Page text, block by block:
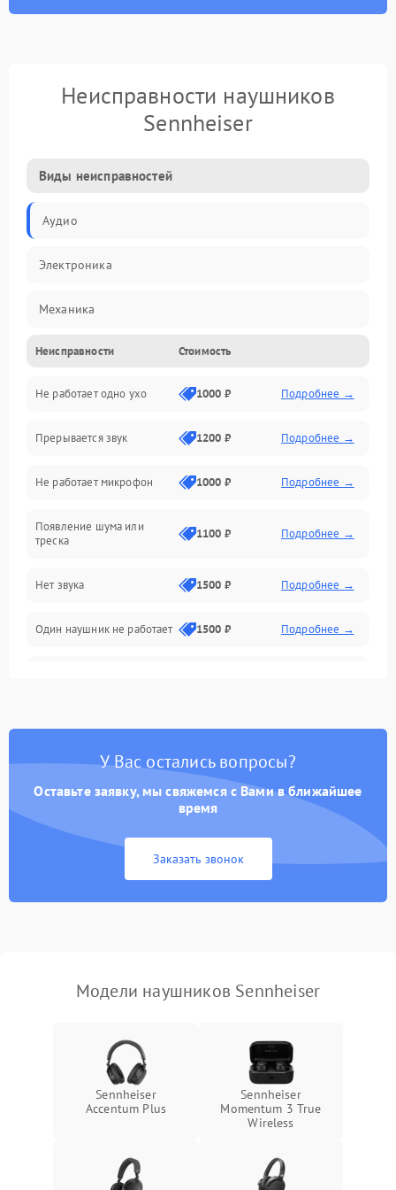
Неисправности наушников
Sennheiser
Виды неисправностей
Аудио
Электроника
Механика
Электропитание
Связь
Механические повреждения
Неисправности Стоимость
Не работает одно ухо 1000 ₽ Подробнее →
Прерывается звук 1200 ₽ Подробнее →
Не работает микрофон 1000 ₽ Подробнее →
Появление шума или
треска
1100 ₽ Подробнее →
Нет звука 1500 ₽ Подробнее →
Один наушник не работает 1500 ₽ Подробнее →
Треск 1500 ₽ Подробнее →
У Вас остались вопросы?
Оставьте заявку, мы свяжемся с Вами в ближайшее
время
Заказать звонок
Модели наушников Sennheiser
Sennheiser
Accentum Plus
Sennheiser
Momentum 3 True
Wireless